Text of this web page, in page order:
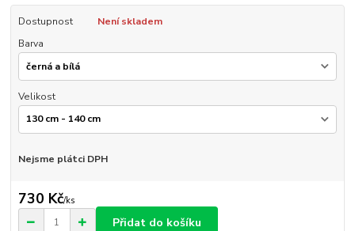
Dostupnost
Není skladem
Barva
Velikost
Nejsme plátci DPH
730 Kč/ks
Přidat do košíku